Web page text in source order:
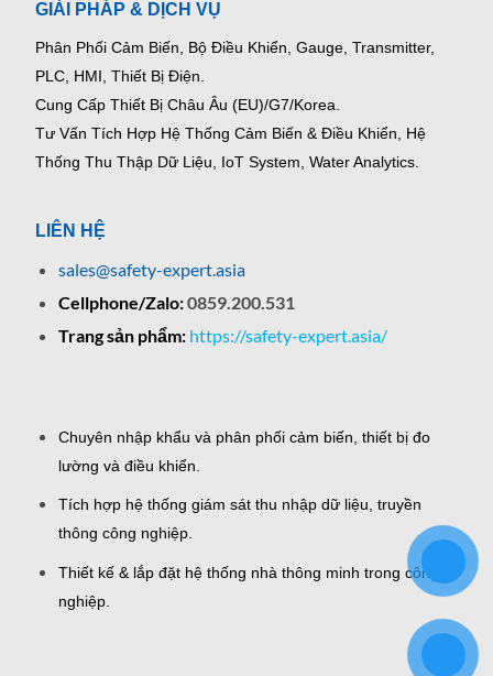
GIẢI PHÁP & DỊCH VỤ
Phân Phối Cảm Biến, Bộ Điều Khiển, Gauge, Transmitter,
PLC, HMI, Thiết Bị Điện.
Cung Cấp Thiết Bị Châu Âu (EU)/G7/Korea.
Tư Vấn Tích Hợp Hệ Thống Cảm Biến & Điều Khiển, Hệ
Thống Thu Thập Dữ Liệu, IoT System, Water Analytics.
LIÊN HỆ
sales@safety-expert.asia
Cellphone/Zalo:0859.200.531
Trang sản phẩm: https://safety-expert.asia/
Chuyên nhập khẩu và phân phối cảm biến, thiết bị đo
lường và điều khiển.
Tích hợp hệ thống giám sát thu nhập dữ liệu, truyền
thông công nghiệp.
Thiết kế & lắp đặt hệ thống nhà thông minh trong công
nghiệp.